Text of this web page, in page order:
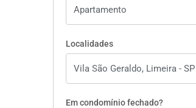
Localidades
Em condomínio fechado?